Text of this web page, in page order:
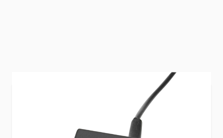
Promed voetpedaal 6 is te gebruiken voor de
Promed 5040 SX.